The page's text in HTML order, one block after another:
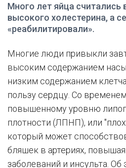
Много лет яйца считались
высокого холестерина, а
«реабилитировали».
Многие люди привыкли
высоким содержанием
низким содержанием
пользу сердцу. Со
повышенному уровню
плотности (ЛПНП), или
который может
бляшек в артериях,
заболеваний и инсульта.